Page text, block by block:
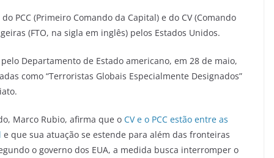
PCC (Primeiro Comando da Capital) e do CV (Comando
(FTO, na sigla em inglês) pelos Estados Unidos.
Departamento de Estado americano, em 28 de maio,
como “Terroristas Globais Especialmente Designados”
Marco Rubio, afirma que o CV e o PCC estão entre as
e que sua atuação se estende para além das fronteiras
o governo dos EUA, a medida busca interromper o